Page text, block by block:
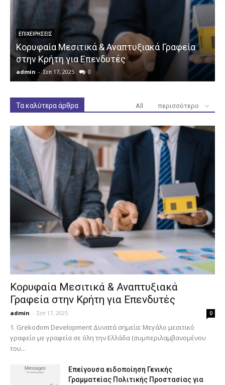
ΕΠΙΧΕΙΡΉΣΕΙΣ
Κορυφαία Μεσιτικά & Αναπτυξιακά Γραφεία
στην Κρήτη για Επενδυτές
admin - Σεπ 17, 2025 0
Τα καλύτερα άρθρα All περισσότερο
Κορυφαία Μεσιτικά & Αναπτυξιακά
Γραφεία στην Κρήτη για Επενδυτές
admin - Σεπ 17, 2025 0
1. Grekodom Development Δυνατά σημεία: Μεγάλο μεσιτικό
γραφείο με γραφεία σε όλη την Ελλάδα (συμπεριλαμβανομένου
του...
Επείγουσα ειδοποίηση Γενικής
Γραμματείας Πολιτικής Προστασίας για